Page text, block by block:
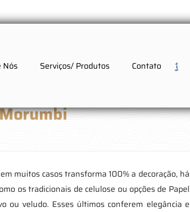
Nós Serviços/ Produtos Contato
muitos casos transforma 100% a decoração, há
os tradicionais de celulose ou opções de Papel
ou veludo. Esses últimos conferem elegância e